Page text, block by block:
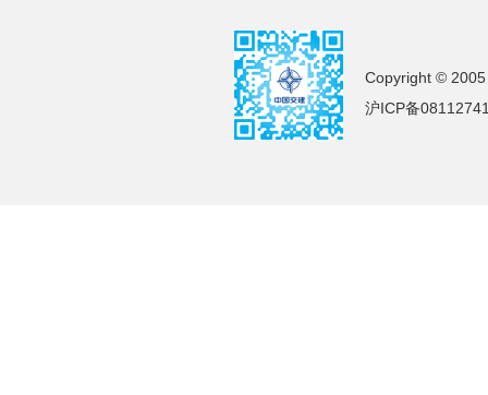
Copyright ©
沪ICP备